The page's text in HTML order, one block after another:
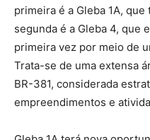
primeira é a Gleba 1A,
segunda é a Gleba 4, que
primeira vez por meio de
Trata-se de uma extensa
BR-381, considerada
empreendimentos e